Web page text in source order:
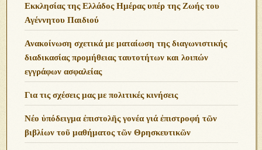
Εκκλησίας της Ελλάδος Ημέρας υπέρ της Ζωής του
Αγέννητου Παιδιού
Ανακοίνωση σχετικά με ματαίωση της διαγωνιστικής
διαδικασίας προμήθειας ταυτοτήτων και λοιπών
εγγράφων ασφαλείας
Για τις σχέσεις μας με πολιτικές κινήσεις
Νέο ὑπόδειγμα ἐπιστολῆς γονέα γιά ἐπιστροφή τῶν
βιβλίων τοῦ μαθήματος τῶν Θρησκευτικῶν